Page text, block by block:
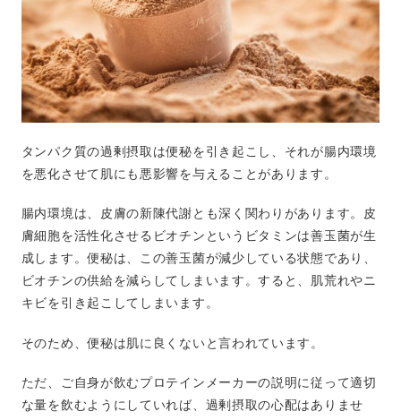
タンパク質の過剰摂取は便秘を引き起こし、それが腸内環境
を悪化させて肌にも悪影響を与えることがあります。
腸内環境は、皮膚の新陳代謝とも深く関わりがあります。皮
膚細胞を活性化させるビオチンというビタミンは善玉菌が生
成します。便秘は、この善玉菌が減少している状態であり、
ビオチンの供給を減らしてしまいます。すると、肌荒れやニ
キビを引き起こしてしまいます。
そのため、便秘は肌に良くないと言われています。
ただ、ご自身が飲むプロテインメーカーの説明に従って適切
な量を飲むようにしていれば、過剰摂取の心配はありませ